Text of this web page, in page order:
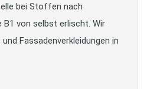
bei Stoffen nach
B1 von selbst erlischt. Wir
Fassadenverkleidungen in